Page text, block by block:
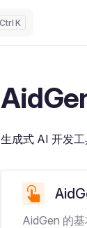
K
生成式 AI 开发
AidGen 的